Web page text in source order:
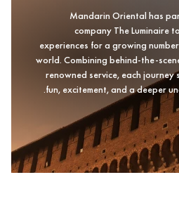
Mandarin Oriental has
company The Luminaire
experiences for a growing
world. Combining behind-the-
renowned service, each
fun, excitement, and a deeper